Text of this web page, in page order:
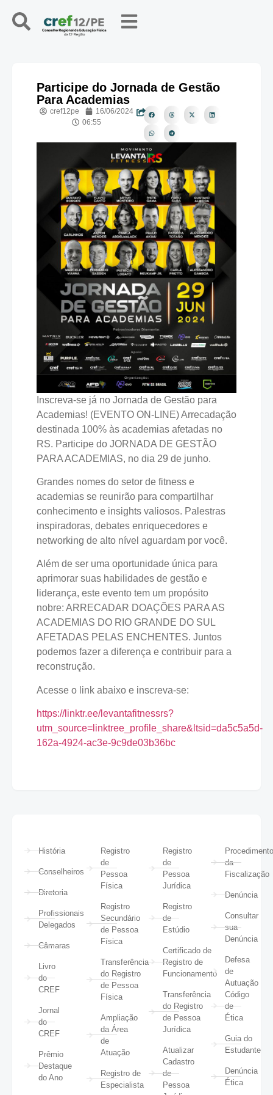
Participe do Jornada de Gestão
Para Academias
cref12pe
16/06/2024
06:55
Inscreva-se já no Jornada de Gestão para
Academias! (EVENTO ON-LINE) Arrecadação
destinada 100% às academias afetadas no
RS. Participe do JORNADA DE GESTÃO
PARA ACADEMIAS, no dia 29 de junho.
Grandes nomes do setor de fitness e
academias se reunirão para compartilhar
conhecimento e insights valiosos. Palestras
inspiradoras, debates enriquecedores e
networking de alto nível aguardam por você.
Além de ser uma oportunidade única para
aprimorar suas habilidades de gestão e
liderança, este evento tem um propósito
nobre: ARRECADAR DOAÇÕES PARA AS
ACADEMIAS DO RIO GRANDE DO SUL
AFETADAS PELAS ENCHENTES. Juntos
podemos fazer a diferença e contribuir para a
reconstrução.
Acesse o link abaixo e inscreva-se:
https://linktr.ee/levantafitnessrs?
utm_source=linktree_profile_share&ltsid=da5c5a5d-
162a-4924-ac3e-9c9de03b36bc
História
Conselheiros
Diretoria
Profissionais
Delegados
Câmaras
Livro
do
CREF
Jornal
do
CREF
Prêmio
Destaque
do Ano
Registro
de
Pessoa
Física
Registro
Secundário
de Pessoa
Física
Transferência
do Registro
de Pessoa
Física
Ampliação
da Área
de
Atuação
Registro de
Especialista
Registro
de
Pessoa
Jurídica
Registro
de
Estúdio
Certificado de
Registro de
Funcionamento
Transferência
do Registro
de Pessoa
Jurídica
Atualizar
Cadastro
de
Pessoa
da
Fiscalização
Denúncia
Consultar
sua
Denúncia
Defesa
de
Autuação
Código
de
Ética
Guia do
Estudante
Denúncia
Ética